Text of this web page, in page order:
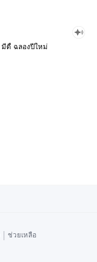
มีดี้ ฉลองปีใหม่
| ช่วยเหลือ